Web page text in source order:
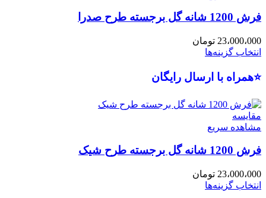
فرش 1200 شانه گل برجسته طرح صدرا
23،000،000 تومان
انتخاب گزینه‌ها
⭐همراه با ارسال رایگان
مقایسه
مشاهده سریع
فرش 1200 شانه گل برجسته طرح شیک
23،000،000 تومان
انتخاب گزینه‌ها